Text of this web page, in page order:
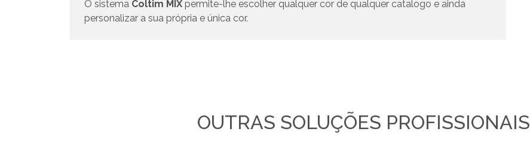
O sistema Coltim MIX permite-lhe escolher qualquer cor de qualquer catalogo e ainda
personalizar a sua própria e única cor.
OUTRAS SOLUÇÕES PROFISSIONAIS